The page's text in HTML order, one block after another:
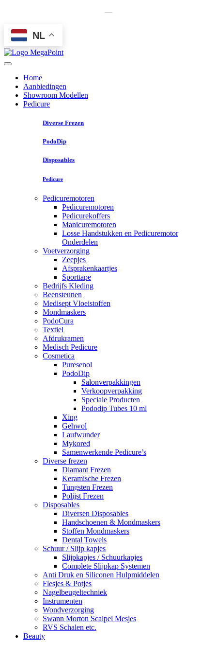
—
NL
Home
Aanbiedingen
Showroom Modellen
Pedicure
Diverse Frezen
PodoDip
Disposables
Pedicure
Pedicuremotoren
Pedicuremotoren
Pedicurekoffers
Manicuremotoren
Losse Handstukken en Pedicuremotor
Onderdelen
Voetverzorging
Zeepjes
Afsprakenkaartjes
Sporttape
Bedrijfs Kleding
Beensteunen
Medisept Vloeistoffen
Mondmaskers
PodoCura
Textiel
Afdrukramen
Medisch Pedicure
Cosmetica
Puresenol
PodoDip
Salonverpakkingen
Verkoopverpakking
Speciale Producten
Pododip Tubes 10 ml
Xing
Gehwol
Laufwunder
Mykored
Samenwerkende Pedicure’s
Diverse frezen
Diamant Frezen
Keramische Frezen
Tungsten Frezen
Polijst Frezen
Disposables
Diversen Disposables
Handschoenen & Mondmaskers
Stoffen Mondmaskers
Dental Towels
Schuur / Slijp kapjes
Slijpkapjes / Schuurkapjes
Complete Slijpkap Systemen
Anti Druk en Siliconen Hulpmiddelen
Flesjes & Potjes
Nagelbeugeltechniek
Instrumenten
Wondverzorging
Swann Morton Scalpel Mesjes
RVS Schalen etc.
Beauty